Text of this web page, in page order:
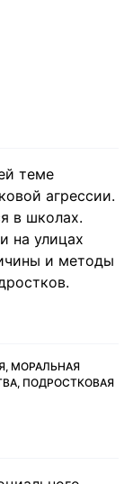
теме
агрессии.
в школах.
на улицах
и методы
МОРАЛЬНАЯ
ПОДРОСТКОВАЯ